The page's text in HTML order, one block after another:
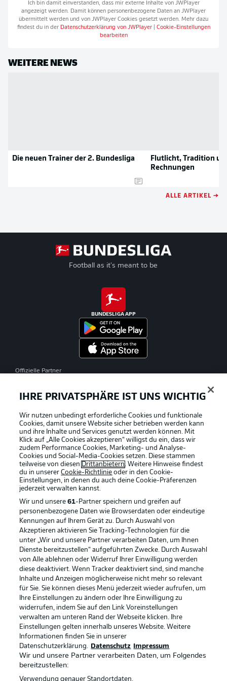
Ich bin damit einverstanden, dass mir externe Inhalte von JWPlayer
angezeigt werden. Damit können personenbezogene Daten an JWPlayer
übermittelt werden und von JWPlayer Cookies gesetzt werden. Mehr dazu
findest du in der Datenschutzerklärung von JWPlayer| Cookie-Einstellungen
bearbeiten
WEITERE NEWS
Die neuen Trainer der 2. Bundesliga
Flutlicht, Tradition
Rechnungen
ALLE ARTIKEL →
Football as it's meant to be
BUNDESLIGA APP
Offizielle Partner
Rechtliche Hinweise Voreinstellungen verwalten
Datenschutz Nutzungsbedingungen
Broadcaster Kontakt
Jobs Impressum
Partner Spieler
Liveticker
IHRE PRIVATSPHÄRE IST UNS WICHTIG
Wir nutzen unbedingt erforderliche Cookies und funktionale
Cookies, damit unsere Website sicher betrieben werden kann
und ihre Inhalte und Services genutzt werden können. Mit
Klick auf „Alle Cookies akzeptieren“ willigst du ein, dass wir
zudem Performance Cookies, Marketing- und Analyse-
Cookies und Social-Media-Cookies setzen. Diese stammen
teilweise von diesen Drittanbietern. Weitere Hinweise findest
du in unsererCookie-Richtlinie oder in den Cookie-
Einstellungen, in denen du auch deine Cookie-Präferenzen
jederzeit verwalten kannst.
Wir und unsere61-Partner speichern und greifen auf
personenbezogene Daten wie Browserdaten oder eindeutige
Kennungen auf Ihrem Gerät zu. Durch Auswahl von
Akzeptieren aktivieren Sie Tracking-Technologien für die
unter „Wir und unsere Partner verarbeiten Daten, um Ihnen
Dienste bereitzustellen“ aufgeführten Zwecke. Durch Auswahl
von Alle ablehnen oder Widerruf Ihrer Einwilligung werden
diese deaktiviert. Wenn Tracker deaktiviert sind, sind manche
Inhalte und Anzeigen möglicherweise nicht mehr so relevant
für Sie. Sie können dieses Menü jederzeit wieder aufrufen, um
Ihre Einstellungen zu ändern oder Ihre Einwilligung zu
widerrufen, indem Sie auf den Link Voreinstellungen
verwalten am unteren Rand der Webseite klicken. Ihre
Einstellungen gelten innerhalb unseres Website. Weitere
Informationen finden Sie in unserer
Datenschutzerklärung.
Datenschutz Impressum
Wir und unsere Partner verarbeiten Daten, um Folgendes
bereitzustellen:
Verwendung genauer Standortdaten.